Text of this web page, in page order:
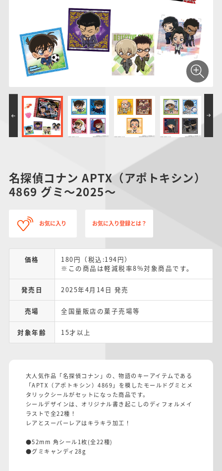
仮面ライダーシリー
PROJECT R.E.D.・
スーパー戦隊シリー
ズ
ガンダムシリーズ
ポケットモンスター
アンパンマン
サンリオキャラクタ
ーズ
つりグミ
にふぉるめーしょん
＆スクエアシール
SMPシリーズ
ポケモンスケールワ
ールド
キャラデコ
名探偵コナン APTX（アポトキシン）
4869 グミ～2025～
お気に入り お気に入り登録とは？
価格
180円（税込:194円）
※この商品は軽減税率8%対象商品です。
発売日 2025年4月14日 発売
売場 全国量販店の菓子売場等
対象年齢 15才以上
大人気作品「名探偵コナン」の、物語のキーアイテムである
「APTX（アポトキシン）4869」を模したモールドグミとメ
タリックシールがセットになった商品です。
シールデザインは、オリジナル書き起こしのディフォルメイ
ラストで全22種！
レアとスーパーレアはキラキラ加工！
●52mm 角シール1枚(全22種)
●グミキャンディ28g